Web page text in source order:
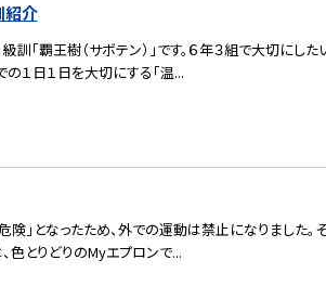
紹介
訓「覇王樹（サボテン）」です。６年３組で大切に
１日１日を大切にする「温...
険」となったため、外での運動は禁止になりました
色とりどりのMyエプロンで...